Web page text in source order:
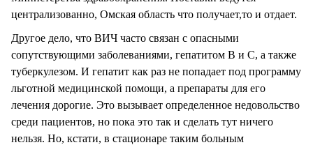
централизованно, Омская область что получает,то и отдает.
Другое дело, что ВИЧ часто связан с опасными
сопутствующими заболеваниями, гепатитом В и С, а также
туберкулезом. И гепатит как раз не попадает под программу
льготной медицинской помощи, а препараты для его
лечения дорогие. Это вызывает определенное недовольство
среди пациентов, но пока это так и сделать тут ничего
нельзя. Но, кстати, в стационаре таким больным